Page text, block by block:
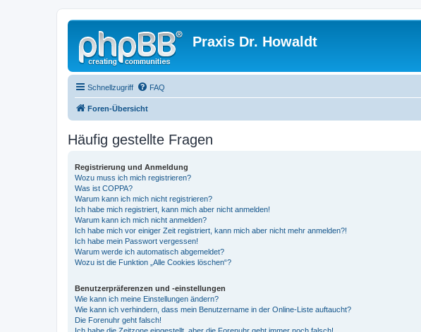
Praxis Dr. Howaldt
Schnellzugriff FAQ
Foren-Übersicht
Häufig gestellte Fragen
Registrierung und Anmeldung
Wozu muss ich mich registrieren?
Was ist COPPA?
Warum kann ich mich nicht registrieren?
Ich habe mich registriert, kann mich aber nicht anmelden!
Warum kann ich mich nicht anmelden?
Ich habe mich vor einiger Zeit registriert, kann mich aber nicht mehr anmelden?!
Ich habe mein Passwort vergessen!
Warum werde ich automatisch abgemeldet?
Wozu ist die Funktion „Alle Cookies löschen“?
Benutzerpräferenzen und -einstellungen
Wie kann ich meine Einstellungen ändern?
Wie kann ich verhindern, dass mein Benutzername in der Online-Liste auftaucht?
Die Forenuhr geht falsch!